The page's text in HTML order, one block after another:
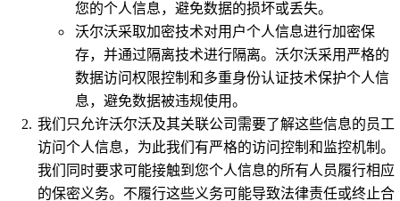
您的个人信息，避免数据的损坏或丢失。
沃尔沃采取加密技术对用户个人信息进行加密保
存，并通过隔离技术进行隔离。沃尔沃采用严格的
数据访问权限控制和多重身份认证技术保护个人信
息，避免数据被违规使用。
我们只允许沃尔沃及其关联公司需要了解这些信息的员工
访问个人信息，为此我们有严格的访问控制和监控机制。
我们同时要求可能接触到您个人信息的所有人员履行相应
的保密义务。不履行这些义务可能导致法律责任或终止合